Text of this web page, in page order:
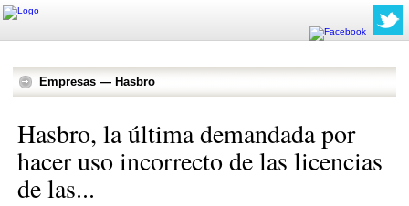
Empresas — Hasbro
Hasbro, la última demandada por
hacer uso incorrecto de las licencias
de las...